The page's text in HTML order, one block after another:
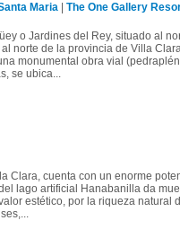
Maria| The One Gallery
o Jardines del Rey, situado al
norte de la provincia de Villa
monumental obra vial
se ubica...
Clara, cuenta con un enorme
lago artificial Hanabanilla da
estético, por la riqueza natural